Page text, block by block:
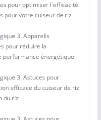
pour optimiser l'efficacité
pour votre cuiseur de riz
3. Appareils
pour réduire la
performance énergétique
3. Astuces pour
efficace du cuiseur de riz
du riz